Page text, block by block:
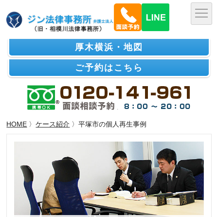
厚木横浜・地図
ご予約はこちら
HOME 〉ケース紹介 〉平塚市の個人再生事例